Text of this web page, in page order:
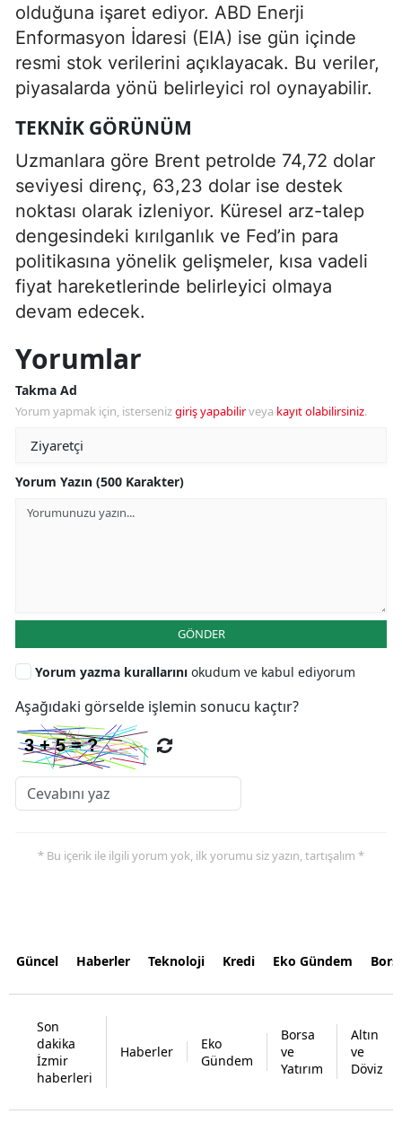
olduğuna işaret ediyor. ABD Enerji
Enformasyon İdaresi (EIA) ise gün içinde
resmi stok verilerini açıklayacak. Bu veriler,
piyasalarda yönü belirleyici rol oynayabilir.
TEKNIK GÖRÜNÜM
Uzmanlara göre Brent petrolde 74,72 dolar
seviyesi direnç, 63,23 dolar ise destek
noktası olarak izleniyor. Küresel arz-talep
dengesindeki kırılganlık ve Fed’in para
politikasına yönelik gelişmeler, kısa vadeli
fiyat hareketlerinde belirleyici olmaya
devam edecek.
Yorumlar
Takma Ad
Yorum yapmak için, istersenizgiriş yapabilirveya kayıt olabilirsiniz.
Yorum Yazın (500 Karakter)
GÖNDER
Yorum yazma kurallarını okudum ve kabul ediyorum
Aşağıdaki görselde işlemin sonucu kaçtır?
* Bu içerik ile ilgili yorum yok, ilk yorumu siz yazın, tartışalım *
Güncel Haberler Teknoloji Kredi Eko Gündem
Son
dakika
İzmir
haberleri
Haberler
Eko
Gündem
Borsa
ve
Yatırım
Altın
ve
Döviz